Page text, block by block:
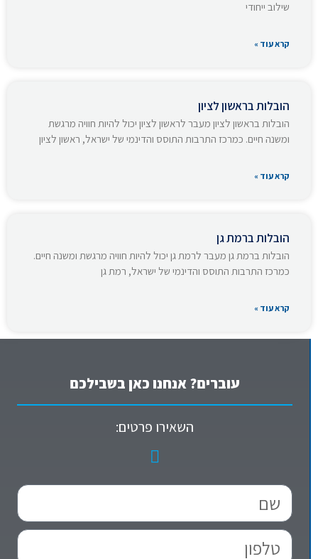
שילוב ייחודי
קרא עוד »
הובלות בראשון לציון
הובלות בראשון לציון מעבר לראשון לציון יכול להיות חוויה מרגשת
ומשנה חיים. כמרכז התרבות התוסס והדינמי של ישראל, ראשון לציון
קרא עוד »
הובלות ברמת גן
הובלות ברמת גן מעבר לרמת גן יכול להיות חוויה מרגשת ומשנה חיים.
כמרכז התרבות התוסס והדינמי של ישראל, רמת גן
קרא עוד »
עוברים? אנחנו כאן בשבילכם
השאירו פרטים: